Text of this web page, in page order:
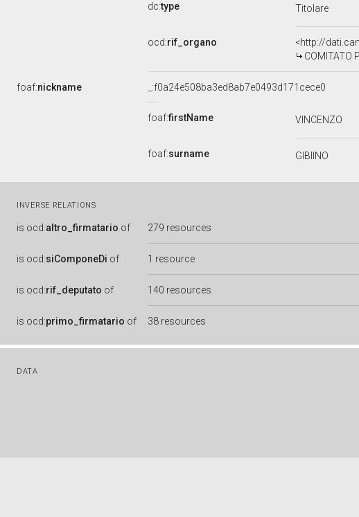
dc:type Titolare
ocd:rif_organo
<http://
COMITATO
foaf:nickname _:f0a24e508ba3ed8ab7e0493d171cece0
foaf:firstName VINCENZO
foaf:surname GIBIINO
INVERSE RELATIONS
is ocd:altro_firmatario of 279 resources
is ocd:siComponeDi of 1 resource
is ocd:rif_deputato of 140 resources
is ocd:primo_firmatario of 38 resources
DATA